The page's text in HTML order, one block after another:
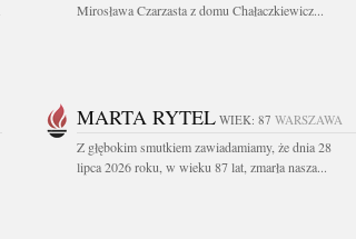
Mirosława Czarzasta z domu Chałaczkiewicz...
MARTA RYTEL WIEK: 87 WARSZAWA
Z głębokim smutkiem zawiadamiamy, że dnia 28
lipca 2026 roku, w wieku 87 lat, zmarła nasza...